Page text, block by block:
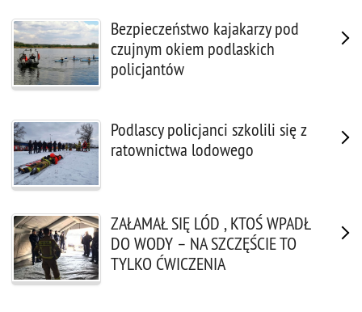
Bezpieczeństwo kajakarzy pod
czujnym okiem podlaskich
policjantów
Podlascy policjanci szkolili się z
ratownictwa lodowego
ZAŁAMAŁ SIĘ LÓD , KTOŚ WPADŁ
DO WODY – NA SZCZĘŚCIE TO
TYLKO ĆWICZENIA